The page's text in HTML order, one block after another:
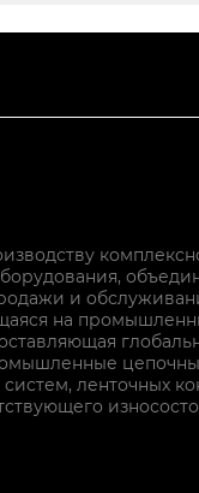
и
на
ленточных